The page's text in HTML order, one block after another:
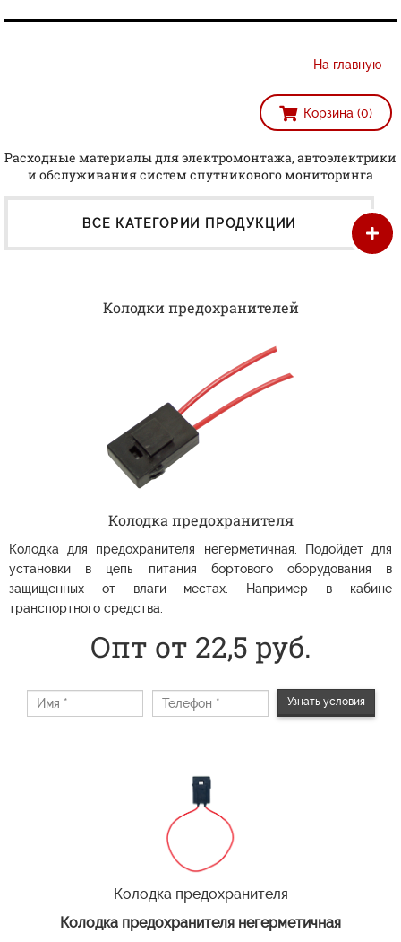
На главную
Корзина (0)
Расходные материалы для электромонтажа, автоэлектрики
и обслуживания систем спутникового мониторинга
ВСЕ КАТЕГОРИИ ПРОДУКЦИИ
Колодки предохранителей
Колодка предохранителя
Колодка для предохранителя негерметичная. Подойдет для
установки в цепь питания бортового оборудования в
защищенных от влаги местах. Например в кабине
транспортного средства.
Опт от 22,5 руб.
Узнать условия
Колодка предохранителя
Колодка предохранителя негерметичная